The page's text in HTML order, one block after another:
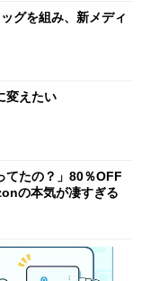
グを組み、新メディ
変えたい
てたの？」80％OFF
の本気が凄すぎる